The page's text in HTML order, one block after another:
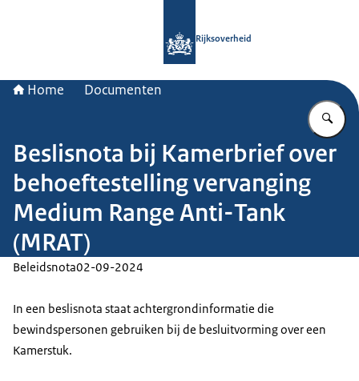
Rijksoverheid
Home Documenten
Beslisnota bij Kamerbrief over
behoeftestelling vervanging
Medium Range Anti-Tank
(MRAT)
Beleidsnota02-09-2024
In een beslisnota staat achtergrondinformatie die
bewindspersonen gebruiken bij de besluitvorming over een
Kamerstuk.